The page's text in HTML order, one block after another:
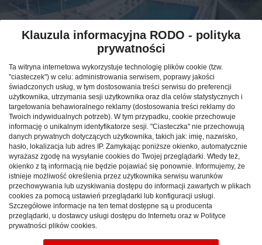
Weekend w górach: sprawdź,
jak maksymalnie
wykorzystać krótki pobyt
pod Tatrami
CAŁA POLSKA atrakcje 27.12.2025
Reklama
Klauzula informacyjna RODO - polityka
prywatności
Ta witryna internetowa wykorzystuje technologię plików cookie (tzw.
"ciasteczek") w celu: administrowania serwisem, poprawy jakości
świadczonych usług, w tym dostosowania treści serwisu do preferencji
użytkownika, utrzymania sesji użytkownika oraz dla celów statystycznych i
targetowania behawioralnego reklamy (dostosowania treści reklamy do
Twoich indywidualnych potrzeb). W tym przypadku, cookie przechowuje
informację o unikalnym identyfikatorze sesji. "Ciasteczka" nie przechowują
danych prywatnych dotyczących użytkownika, takich jak: imię, nazwisko,
hasło, lokalizacja lub adres IP. Zamykając poniższe okienko, automatycznie
wyrażasz zgodę na wysyłanie cookies do Twojej przeglądarki. Wtedy też,
okienko z tą informacją nie będzie pojawiać się ponownie. Informujemy, że
istnieje możliwość określenia przez użytkownika serwisu warunków
przechowywania lub uzyskiwania dostępu do informacji zawartych w plikach
cookies za pomocą ustawień przeglądarki lub konfiguracji usługi.
Szczegółowe informacje na ten temat dostępne są u producenta
przeglądarki, u dostawcy usługi dostępu do Internetu oraz w Polityce
prywatności plików cookies.